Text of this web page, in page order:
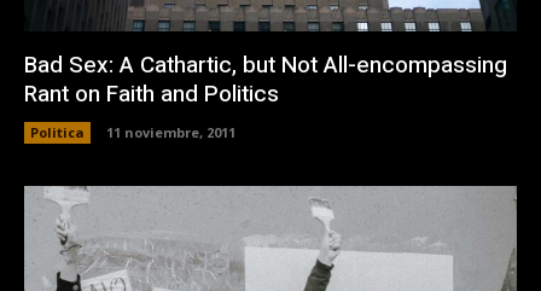
Bad Sex: A Cathartic, but Not All-encompassing
Rant on Faith and Politics
Politica 11 noviembre, 2011